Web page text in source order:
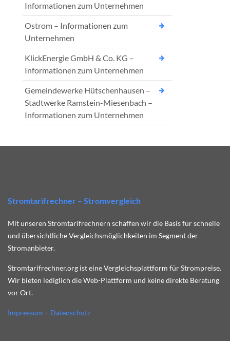
Informationen zum Unternehmen
Ostrom – Informationen zum
Unternehmen
KlickEnergie GmbH & Co. KG –
Informationen zum Unternehmen
Gemeindewerke Hütschenhausen –
Stadtwerke Ramstein-Miesenbach –
Informationen zum Unternehmen
Stromtarifrechner – Stromvergleich
Mit unseren Stromtarifrechnern schaffen wir die Basis für schnelle
und übersichtliche Vergleichsmöglichkeiten im Segment der
Stromanbieter.
Stromtarifrechner.org ist eine Vergleichsplattform für Strompreise.
Wir bieten lediglich die Web-Plattform und keine direkte Beratung
vor Ort.
Impressum – Datenschutz